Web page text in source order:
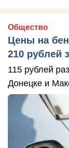
Общество
Цены на
210 рублей
115 рублей
Донецке и